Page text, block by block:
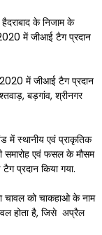
के निजाम के
2020 में जीआई टैग प्रदान
में जीआई टैग प्रदान
बड़गांव, श्रीनगर
स्थानीय एवं प्राकृतिक
समारोह एवं फसल के मौसम
प्रदान किया गया.
चावल को चाकहाओ के नाम
होता है, जिसे अप्रैल